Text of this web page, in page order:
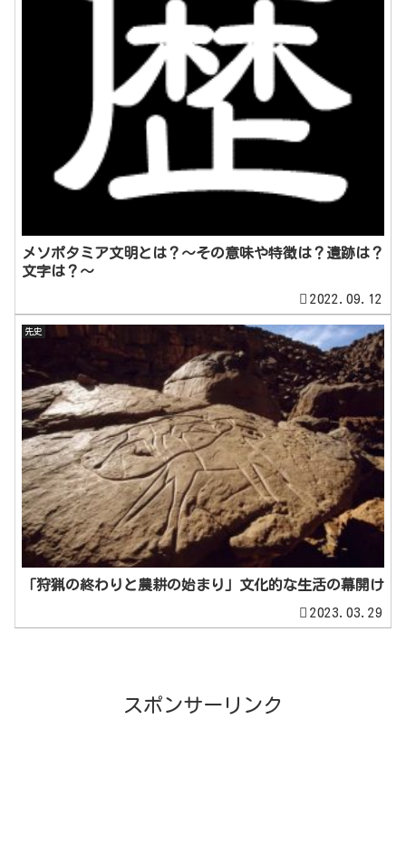
メソポタミア文明とは？～その意味や特徴は？遺跡は？
文字は？～
2022.09.12
先史
「狩猟の終わりと農耕の始まり」文化的な生活の幕開け
2023.03.29
スポンサーリンク